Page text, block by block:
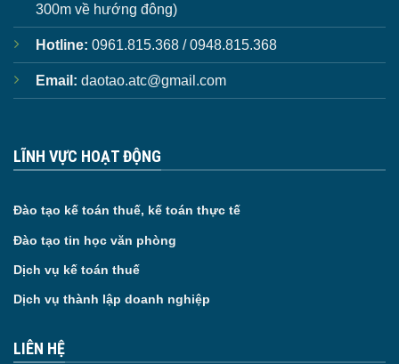
300m về hướng đông)
Hotline: 0961.815.368 / 0948.815.368
Email: daotao.atc@gmail.com
LĨNH VỰC HOẠT ĐỘNG
Đào tạo kế toán thuế, kế toán thực tế
Đào tạo tin học văn phòng
Dịch vụ kế toán thuế
Dịch vụ thành lập doanh nghiệp
LIÊN HỆ